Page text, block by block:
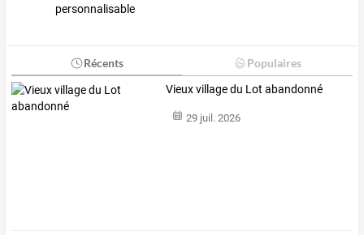
personnalisable
Récents Populaires
Vieux village du Lot abandonné
29 juil. 2026